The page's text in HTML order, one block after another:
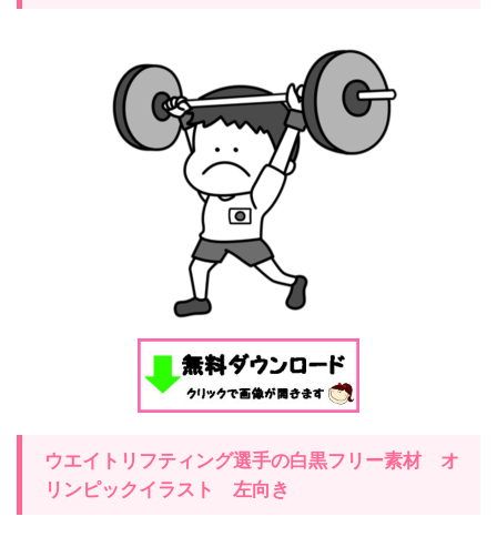
ウエイトリフティング選手の白黒フリー素材 オ
リンピックイラスト 左向き